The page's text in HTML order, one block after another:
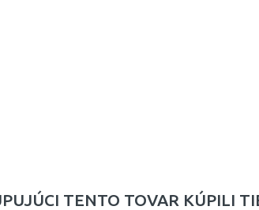
TENTO TOVAR KÚPILI